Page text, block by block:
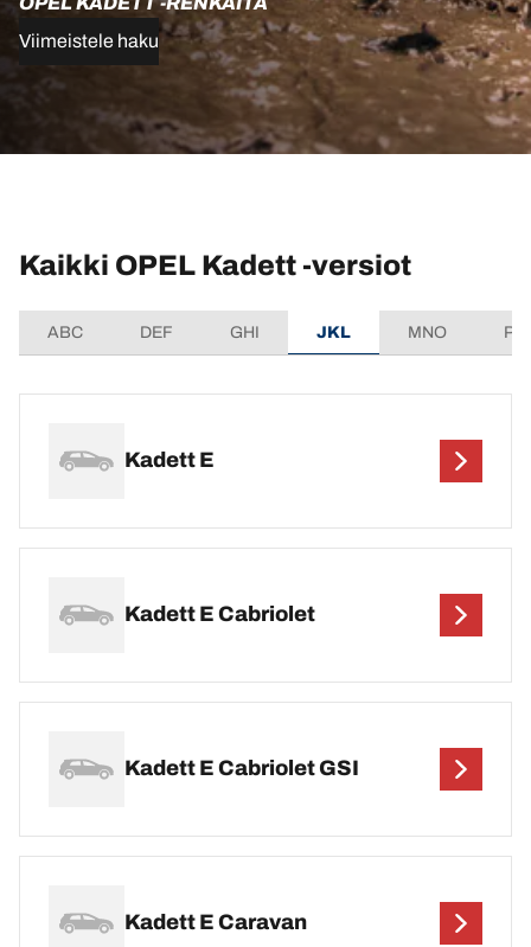
Viimeistele haku
Kaikki OPEL Kadett -versiot
ABC DEF GHI JKL MNO
Kadett E
Kadett E Cabriolet
Kadett E Cabriolet GSI
Kadett E Caravan